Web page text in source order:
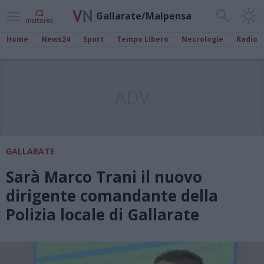
Gallarate/Malpensa
Home News24 Sport Tempo Libero Necrologie Radio
GALLARATE
Sarà Marco Trani il nuovo
dirigente comandante della
Polizia locale di Gallarate